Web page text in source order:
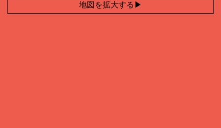
地図を拡大する